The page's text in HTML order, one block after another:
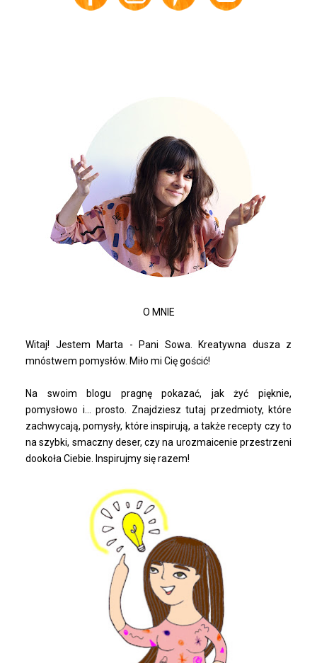
O MNIE
Witaj! Jestem Marta - Pani Sowa. Kreatywna dusza z
mnóstwem pomysłów. Miło mi Cię gościć!
Na swoim blogu pragnę pokazać, jak żyć pięknie,
pomysłowo i... prosto. Znajdziesz tutaj przedmioty, które
zachwycają, pomysły, które inspirują, a także recepty czy to
na szybki, smaczny deser, czy na urozmaicenie przestrzeni
dookoła Ciebie. Inspirujmy się razem!